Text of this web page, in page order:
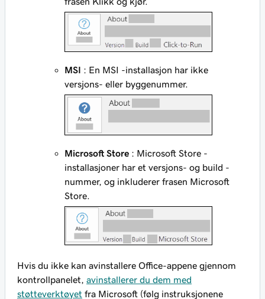
MSI : En MSI -installasjon har ikke
versjons- eller byggenummer.
Microsoft Store : Microsoft Store -
installasjoner har et versjons- og build -
nummer, og inkluderer frasen Microsoft
Store.
Hvis du ikke kan avinstallere Office-appene gjennom
kontrollpanelet, avinstallerer du dem med
støtteverktøyet fra Microsoft (følg instruksjonene